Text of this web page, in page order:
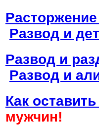
Развод и
Развод и
Развод и
Как
мужчин!